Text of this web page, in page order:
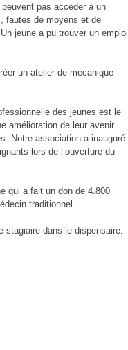
pas accéder à un
fautes de moyens et de
jeune a pu trouver un emploi
un atelier de mécanique
des jeunes est le
amélioration de leur avenir.
Notre association a inauguré
lors de l’ouverture du
qui a fait un don de 4.800
traditionnel.
stagiaire dans le dispensaire.